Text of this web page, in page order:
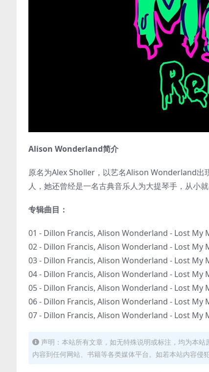
Alison Wonderland简介
原名为Alex Sholler，以艺名Alison Wonderland出
人，她还曾经是一名古典音乐人为大提琴手，从小
专辑曲目：
01 - Dillon Francis, Alison Wonderland - Lost My
02 - Dillon Francis, Alison Wonderland - Lost My
03 - Dillon Francis, Alison Wonderland - Lost My
04 - Dillon Francis, Alison Wonderland - Lost My
05 - Dillon Francis, Alison Wonderland - Lost My
06 - Dillon Francis, Alison Wonderland - Lost My
07 - Dillon Francis, Alison Wonderland - Lost My
声明：本站所有文章，如无特殊说明或标注，均为本
内容到任何网站、书籍等各类媒体平台。如若本站内容侵